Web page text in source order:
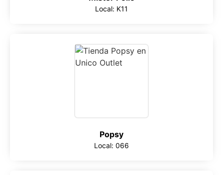
Local: K11
Popsy
Local: 066